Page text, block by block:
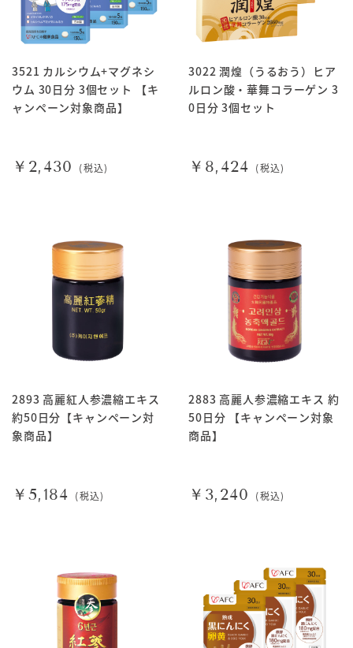
3521 カルシウム+マグネシ
ウム 30日分 3個セット 【キ
ャンペーン対象商品】
￥2,430 (税込)
3022 潤煌（うるおう）ヒア
ルロン酸・華舞コラーゲン 3
0日分 3個セット
￥8,424 (税込)
2893 高麗紅人参濃縮エキス
約50日分【キャンペーン対
象商品】
￥5,184 (税込)
2883 高麗人参濃縮エキス 約
50日分 【キャンペーン対象
商品】
￥3,240 (税込)